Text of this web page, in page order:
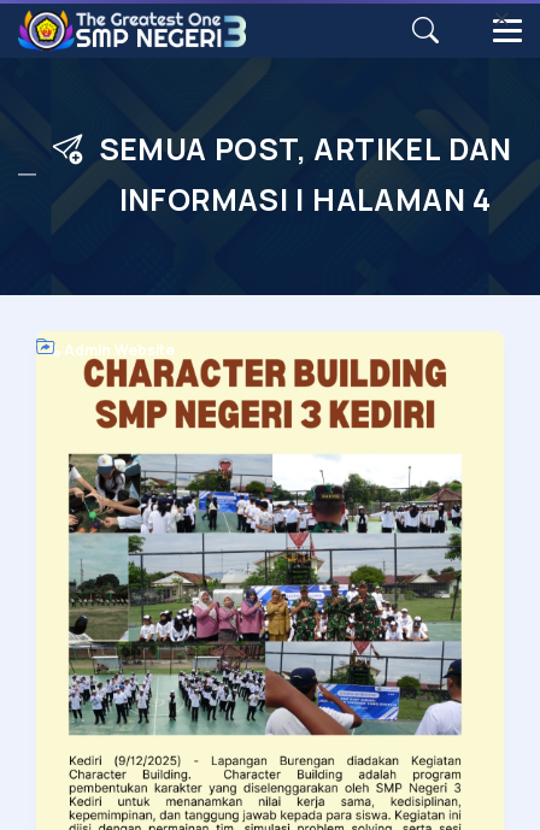
SEMUA POST, ARTIKEL DAN
INFORMASI | HALAMAN 4
Admin Website